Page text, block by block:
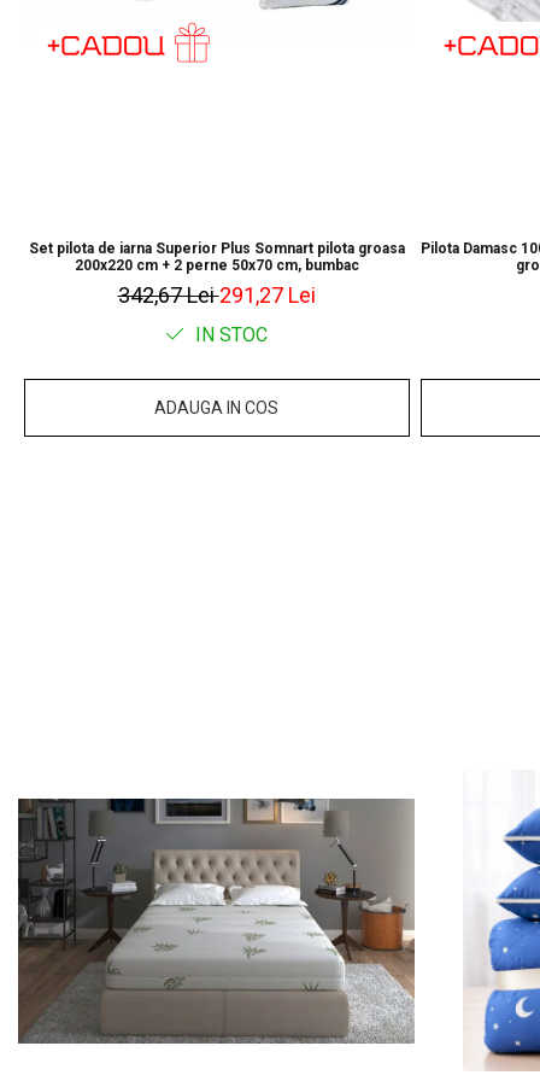
Set pilota de iarna Superior Plus Somnart pilota groasa
200x220 cm + 2 perne 50x70 cm, bumbac
342,67 Lei291,27 Lei
IN STOC
ADAUGA IN COS
Pilota Damasc